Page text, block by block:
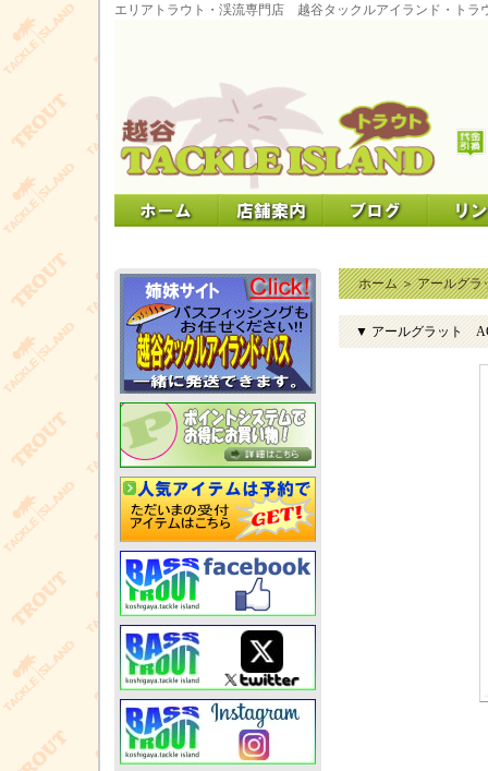
エリアトラウト・渓流専門店 越谷タックルアイランド・トラ
ホーム＞アールグラ
▼ アールグラット